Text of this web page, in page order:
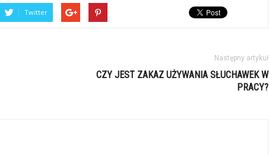
Twitter
Następny artykuł
CZY JEST ZAKAZ UŻYWANIA SŁUCHAWEK W
PRACY?